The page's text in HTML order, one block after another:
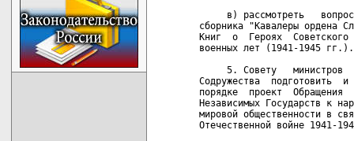
в) рассмотреть
сборника "Кавалеры ордена
Книг  о  Героях  Советского
военных лет (1941-1945 гг.).
5. Совету   министров
Содружества  подготовить
порядке  проект  Обращения
Независимых Государств к
мировой общественности в
Отечественной войне 1941-